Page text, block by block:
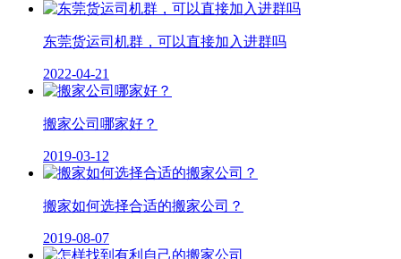
东莞货运司机群，可以直接加入进群吗
2022-04-21
搬家公司哪家好？
2019-03-12
搬家如何选择合适的搬家公司？
2019-08-07